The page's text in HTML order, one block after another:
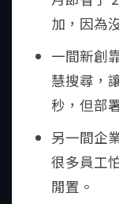
加，因為
一間新創
慧搜尋，
秒，但部
另一間企
很多員工
閒置。